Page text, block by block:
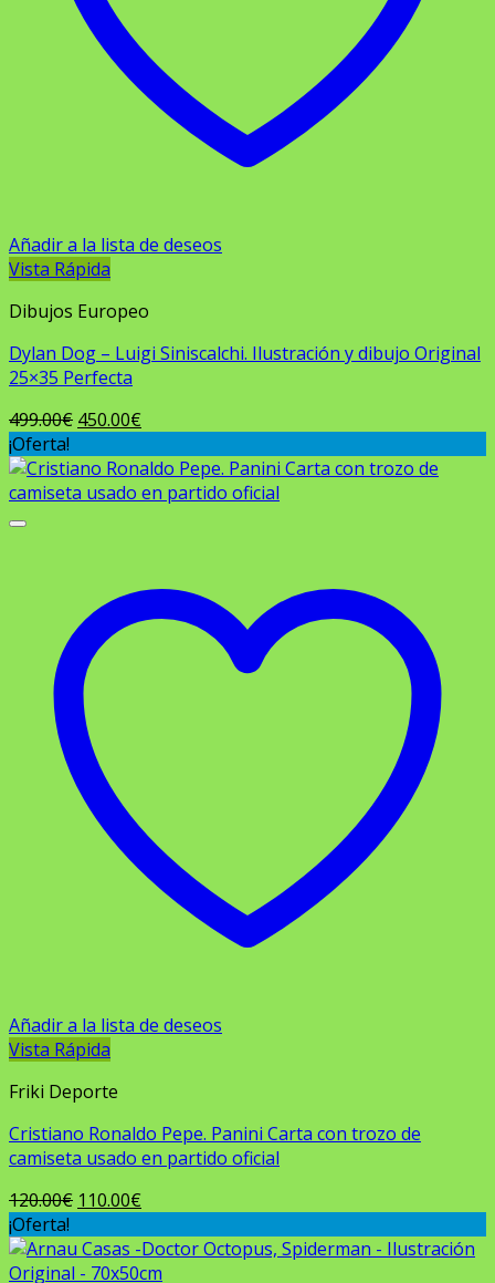
Añadir a la lista de deseos
Vista Rápida
Dibujos Europeo
Dylan Dog – Luigi Siniscalchi. Ilustración y dibujo Original
25×35 Perfecta
499.00€ El
original
era:
450.00€
actual
es:
¡Oferta!
Añadir a la lista de deseos
Vista Rápida
Friki Deporte
Cristiano Ronaldo Pepe. Panini Carta con trozo de
camiseta usado en partido oficial
120.00€ El
original
era:
110.00€
actual
es:
¡Oferta!